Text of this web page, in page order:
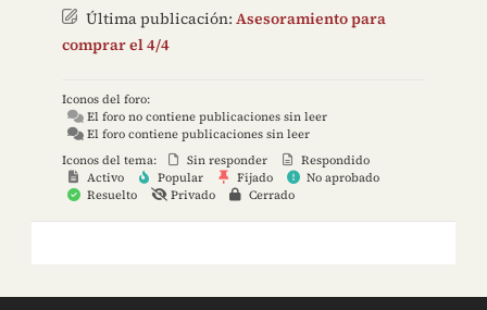
Última publicación: Asesoramiento para
comprar el 4/4
Iconos del foro:
El foro no contiene publicaciones sin leer
El foro contiene publicaciones sin leer
Iconos del tema:
Sin responder
Respondido
Activo
Popular Fijado
No aprobado
Resuelto
Privado Cerrado